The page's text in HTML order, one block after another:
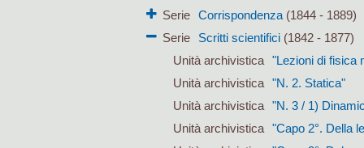
Serie
Corrispondenza(1844 - 1889)
Serie
Scritti scientifici(1842 - 1877)
Unità archivistica "Lezioni di fisica
Unità archivistica "N. 2. Statica"
Unità archivistica "N. 3 / 1)
Unità archivistica "Capo 2°. Della